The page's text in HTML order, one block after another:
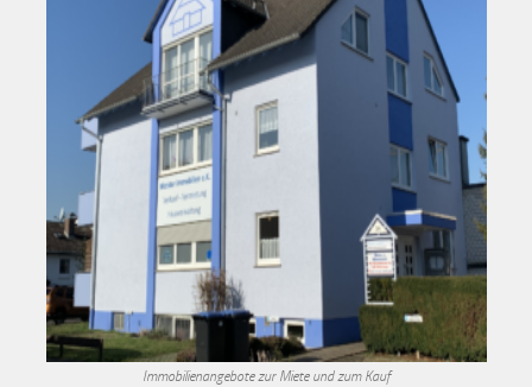
Immobilienangebote zur Miete und zum Kauf